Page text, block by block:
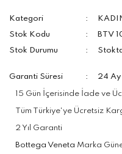
Kategori
Stok Kodu
BTV
Stok Durumu
Garanti Süresi 24 Ay
15 Gün İçerisinde İade ve
Tüm Türkiye'ye Ücretsiz
2 Yıl Garanti
Bottega Veneta Marka